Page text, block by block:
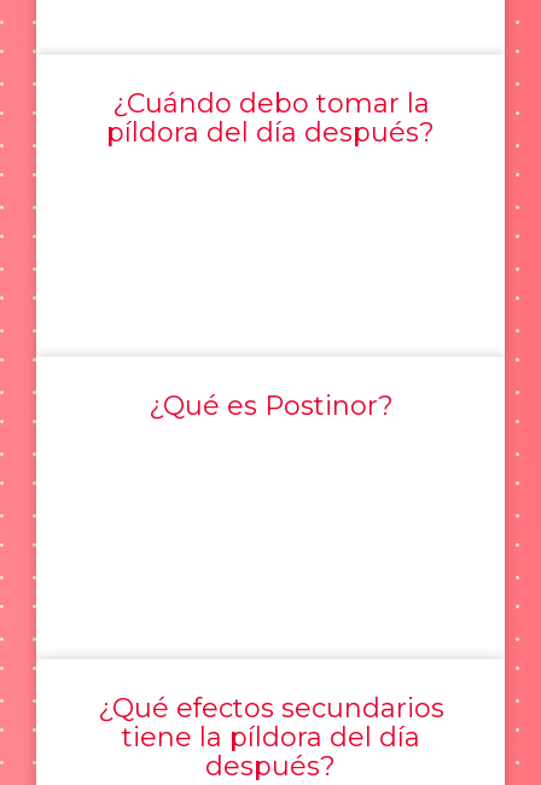
¿Cuándo debo tomar la
píldora del día después?
¿Qué es Postinor?
¿Qué efectos secundarios
tiene la píldora del día
después?